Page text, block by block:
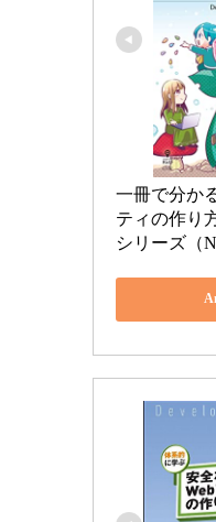
一冊で分か
ティの作り
シリーズ（